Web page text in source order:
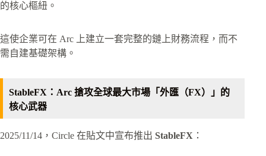
的核心樞紐。
這使企業可在 Arc 上建立一套完整的鏈上財務流程，而不
需自建基礎架構。
StableFX：Arc 搶攻全球最大市場「外匯（FX）」的
核心武器
2025/11/14，Circle 在貼文中宣布推出 StableFX ：